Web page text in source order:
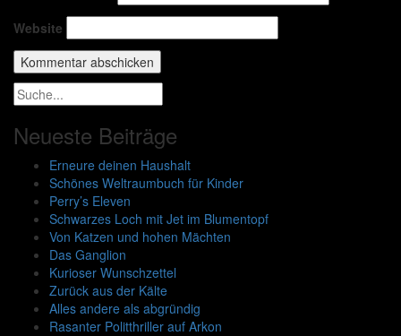
Website
Neueste Beiträge
Erneure deinen Haushalt
Schönes Weltraumbuch für Kinder
Perry’s Eleven
Schwarzes Loch mit Jet im Blumentopf
Von Katzen und hohen Mächten
Das Ganglion
Kurioser Wunschzettel
Zurück aus der Kälte
Alles andere als abgründig
Rasanter Politthriller auf Arkon